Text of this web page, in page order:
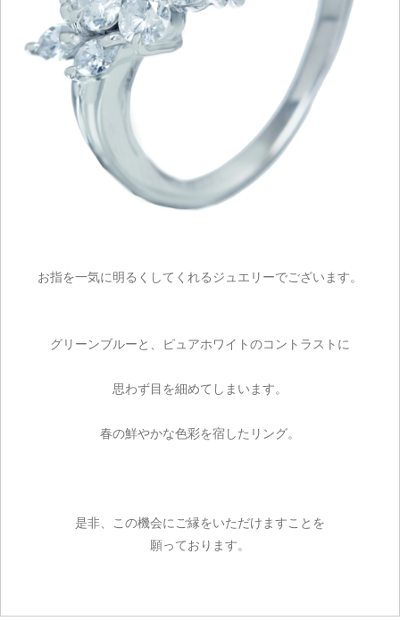
お指を一気に明るくしてくれるジュエリーでございます。
グリーンブルーと、ピュアホワイトのコントラストに
思わず目を細めてしまいます。
春の鮮やかな色彩を宿したリング。
是非、この機会にご縁をいただけますことを
願っております。
カートを見る
お買い物を続ける